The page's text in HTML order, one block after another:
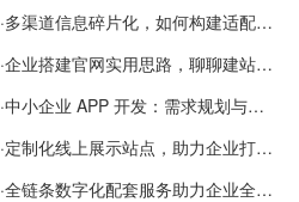
·多渠道信息碎片化，如何构建适配 AI 检索的品牌信息源
·企业搭建官网实用思路，聊聊建站容易忽视的问题
·中小企业 APP 开发：需求规划与项目落地避坑经验分享
·定制化线上展示站点，助力企业打通线上经营渠道
·全链条数字化配套服务助力企业全域线上经营